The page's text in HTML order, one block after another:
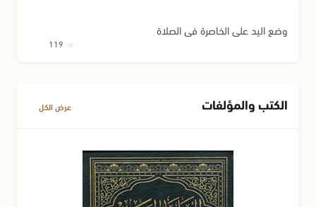
وضع اليد على الخاصرة في الصلاة
الكتب والمؤلفات عرض الكل